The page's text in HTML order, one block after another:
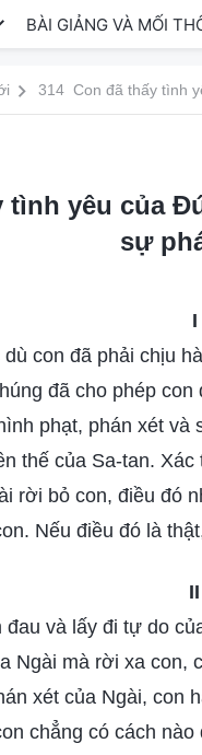
BÀI GIẢNG VÀ MỐI
314 Con đã thấy tình
tình yêu của
sự
I
con đã phải chịu
đã cho phép
phạt, phán xét và
thế của Sa-tan.
rời bỏ con, điều đó
Nếu điều đó là
II
và lấy đi tự do
Ngài mà rời xa con,
xét của Ngài, con
chẳng có cách